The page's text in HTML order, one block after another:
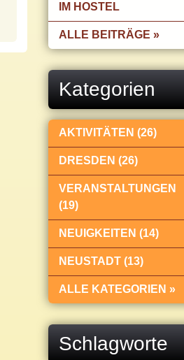
IM HOSTEL
ALLE BEITRÄGE »
Kategorien
AKTIVITÄTEN (26)
DRESDEN (26)
VERANSTALTUNGEN
(19)
NEUIGKEITEN (14)
NEUSTADT (13)
ALLE KATEGORIEN »
Schlagworte